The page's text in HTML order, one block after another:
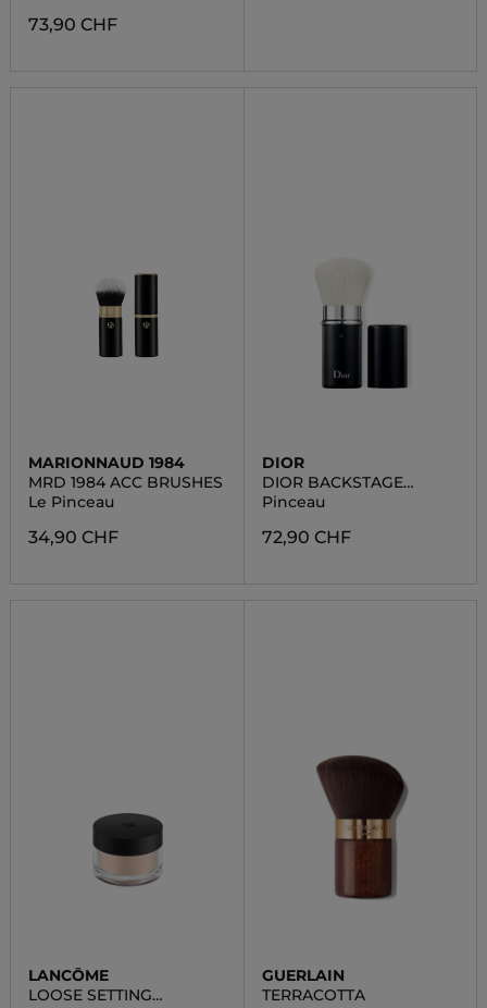
73,90 CHF
MARIONNAUD 1984
MRD 1984 ACC BRUSHES
Le Pinceau
34,90 CHF
DIOR
DIOR BACKSTAGE
KABUKI BRUSH N°17
Pinceau
72,90 CHF
LANCÔME
LOOSE SETTING
GUERLAIN
TERRACOTTA